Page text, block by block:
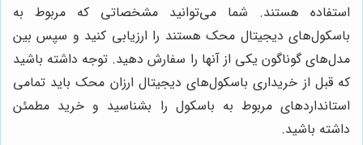
استفاده هستند. شما می‌توانید مشخصاتی که مربوط به
باسکول‌های دیجیتال محک هستند را ارزیابی کنید و سپس بین
مدل‌های گوناگون یکی از آنها را سفارش دهید. توجه داشته باشید
که قبل از خریداری باسکول‌های دیجیتال ارزان محک باید تمامی
استانداردهای مربوط به باسکول را بشناسید و خرید مطمئن
داشته باشید.